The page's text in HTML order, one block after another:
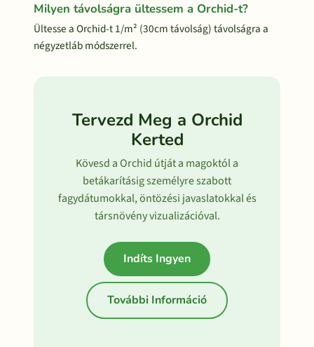
Milyen távolságra ültessem a Orchid-t?
Ültesse a Orchid-t 1/m² (30cm távolság) távolságra a
négyzetláb módszerrel.
Tervezd Meg a Orchid
Kerted
Kövesd a Orchid útját a magoktól a
betákarításig személyre szabott
fagydátumokkal, öntözési javaslatokkal és
társnövény vizualizációval.
Indíts Ingyen
További Információ